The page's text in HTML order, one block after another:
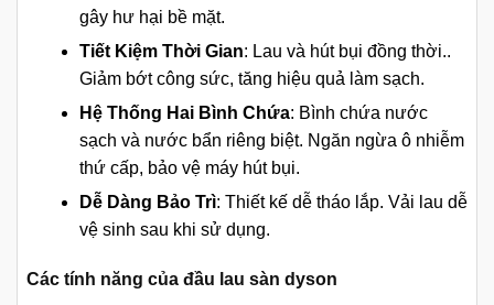
gây hư hại bề mặt.
Tiết Kiệm Thời Gian: Lau và hút bụi đồng thời..
Giảm bớt công sức, tăng hiệu quả làm sạch.
Hệ Thống Hai Bình Chứa: Bình chứa nước
sạch và nước bẩn riêng biệt. Ngăn ngừa ô nhiễm
thứ cấp, bảo vệ máy hút bụi.
Dễ Dàng Bảo Trì: Thiết kế dễ tháo lắp. Vải lau dễ
vệ sinh sau khi sử dụng.
Các tính năng của đầu lau sàn dyson